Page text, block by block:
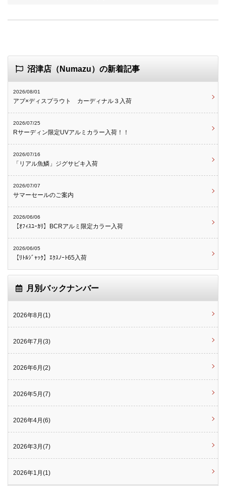
沼津店（Numazu）の新着記事
2026/08/01
アブ×ディスプラウト カーディナル３入荷
2026/07/25
Rサーディン限定UVアルミカラー入荷！！
2026/07/16
「リアル魚鱗」ジグサビキ入荷
2026/07/07
サマーセールのご案内
2026/06/06
【ｵﾌｨｽﾕｰｶﾘ】BCRアルミ限定カラー入荷
2026/06/05
【ﾘﾄﾙｼﾞｬｯｸ】ｴｸｽﾉｰﾄ65入荷
月別バックナンバー
2026年8月(1)
2026年7月(3)
2026年6月(2)
2026年5月(7)
2026年4月(6)
2026年3月(7)
2026年1月(1)